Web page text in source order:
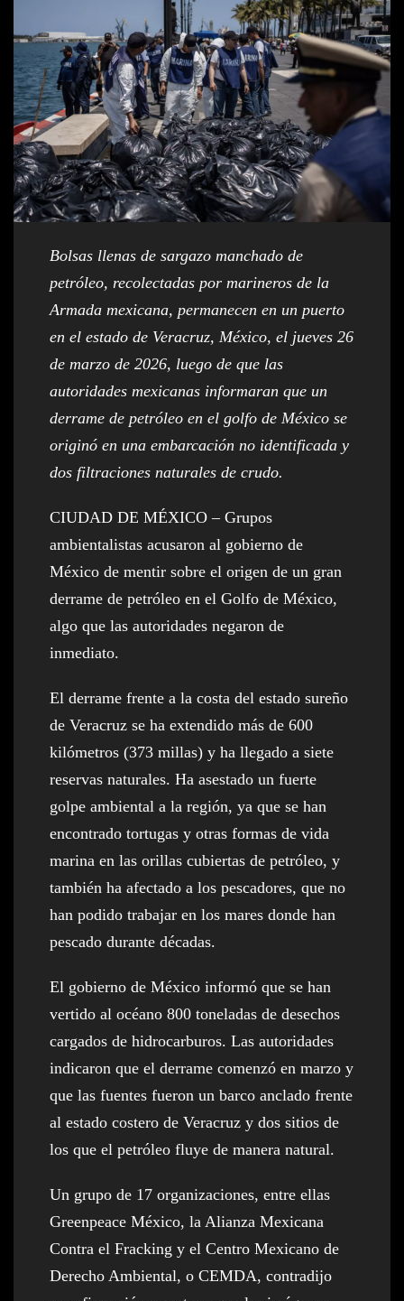
Bolsas llenas de sargazo manchado de
petróleo, recolectadas por marineros de la
Armada mexicana, permanecen en un puerto
en el estado de Veracruz, México, el jueves 26
de marzo de 2026, luego de que las
autoridades mexicanas informaran que un
derrame de petróleo en el golfo de México se
originó en una embarcación no identificada y
dos filtraciones naturales de crudo.
CIUDAD DE MÉXICO – Grupos
ambientalistas acusaron al gobierno de
México de mentir sobre el origen de un gran
derrame de petróleo en el Golfo de México,
algo que las autoridades negaron de
inmediato.
El derrame frente a la costa del estado sureño
de Veracruz se ha extendido más de 600
kilómetros (373 millas) y ha llegado a siete
reservas naturales. Ha asestado un fuerte
golpe ambiental a la región, ya que se han
encontrado tortugas y otras formas de vida
marina en las orillas cubiertas de petróleo, y
también ha afectado a los pescadores, que no
han podido trabajar en los mares donde han
pescado durante décadas.
El gobierno de México informó que se han
vertido al océano 800 toneladas de desechos
cargados de hidrocarburos. Las autoridades
indicaron que el derrame comenzó en marzo y
que las fuentes fueron un barco anclado frente
al estado costero de Veracruz y dos sitios de
los que el petróleo fluye de manera natural.
Un grupo de 17 organizaciones, entre ellas
Greenpeace México, la Alianza Mexicana
Contra el Fracking y el Centro Mexicano de
Derecho Ambiental, o CEMDA, contradijo